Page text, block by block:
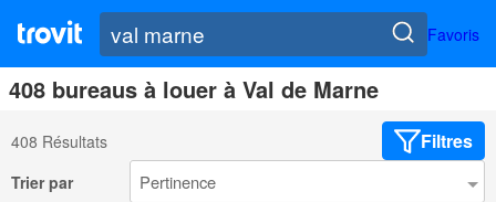
Favoris
408 bureaus à louer à Val de Marne
408 Résultats Filtres
Trier par